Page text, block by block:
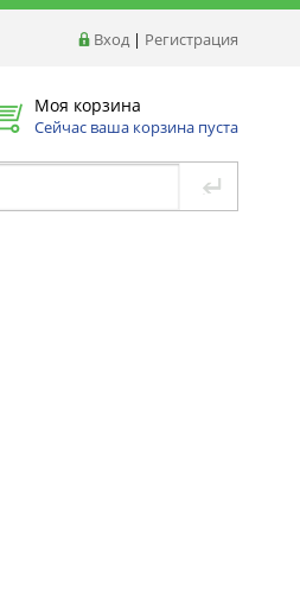
Вход | Регистрация
Моя корзина
Сейчас ваша корзина пуста